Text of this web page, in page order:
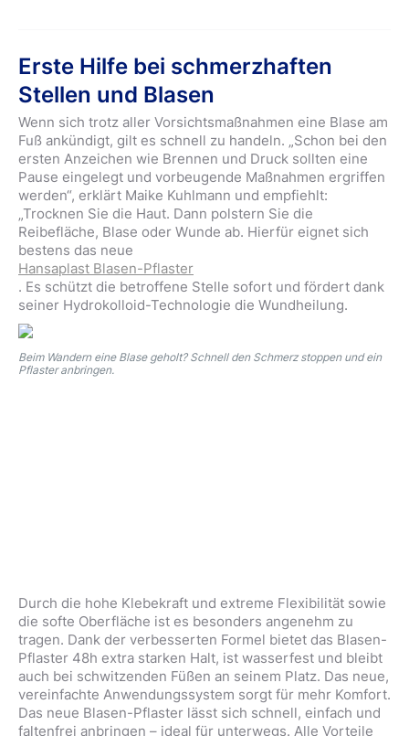
Erste Hilfe bei schmerzhaften
Stellen und Blasen
Beim Wandern eine Blase geholt? Schnell den Schmerz stoppen und ein
Pflaster anbringen.
Wenn sich trotz aller Vorsichtsmaßnahmen eine Blase am
Fuß ankündigt, gilt es schnell zu handeln. „Schon bei den
ersten Anzeichen wie Brennen und Druck sollten eine
Pause eingelegt und vorbeugende Maßnahmen ergriffen
werden“, erklärt Maike Kuhlmann und empfiehlt:
„Trocknen Sie die Haut. Dann polstern Sie die
Reibefläche, Blase oder Wunde ab. Hierfür eignet sich
bestens das neue
Hansaplast Blasen-Pflaster
. Es schützt die betroffene Stelle sofort und fördert dank
seiner Hydrokolloid-Technologie die Wundheilung.
Durch die hohe Klebekraft und extreme Flexibilität sowie
die softe Oberfläche ist es besonders angenehm zu
tragen. Dank der verbesserten Formel bietet das Blasen-
Pflaster 48h extra starken Halt, ist wasserfest und bleibt
auch bei schwitzenden Füßen an seinem Platz. Das neue,
vereinfachte Anwendungssystem sorgt für mehr Komfort.
Das neue Blasen-Pflaster lässt sich schnell, einfach und
faltenfrei anbringen – ideal für unterwegs. Alle Vorteile